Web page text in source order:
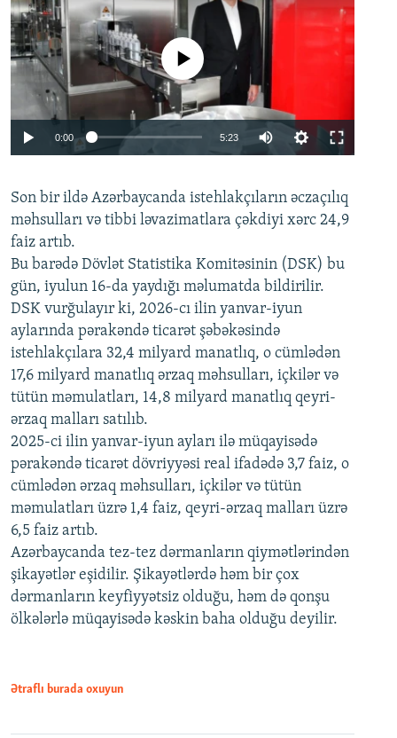
Auto 240p 360p 480p
720p 1080p
No media source currently available
0:00 5:23
360p
480p
720p
1080p
Son bir ildə Azərbaycanda istehlakçıların əczaçılıq
məhsulları və tibbi ləvazimatlara çəkdiyi xərc 24,9
faiz artıb.
Bu barədə Dövlət Statistika Komitəsinin (DSK) bu
gün, iyulun 16-da yaydığı məlumatda bildirilir.
DSK vurğulayır ki, 2026-cı ilin yanvar-iyun
aylarında pərakəndə ticarət şəbəkəsində
istehlakçılara 32,4 milyard manatlıq, o cümlədən
17,6 milyard manatlıq ərzaq məhsulları, içkilər və
tütün məmulatları, 14,8 milyard manatlıq qeyri-
ərzaq malları satılıb.
2025-ci ilin yanvar-iyun ayları ilə müqayisədə
pərakəndə ticarət dövriyyəsi real ifadədə 3,7 faiz, o
cümlədən ərzaq məhsulları, içkilər və tütün
məmulatları üzrə 1,4 faiz, qeyri-ərzaq malları üzrə
6,5 faiz artıb.
Azərbaycanda tez-tez dərmanların qiymətlərindən
şikayətlər eşidilir. Şikayətlərdə həm bir çox
dərmanların keyfiyyətsiz olduğu, həm də qonşu
ölkələrlə müqayisədə kəskin baha olduğu deyilir.
Ətraflı burada oxuyun